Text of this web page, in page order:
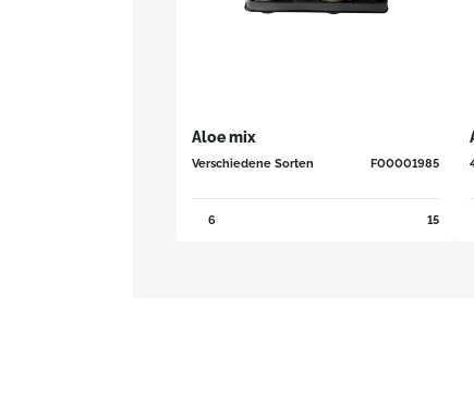
Aloe mix
Verschiedene Sorten F00001985
6 15